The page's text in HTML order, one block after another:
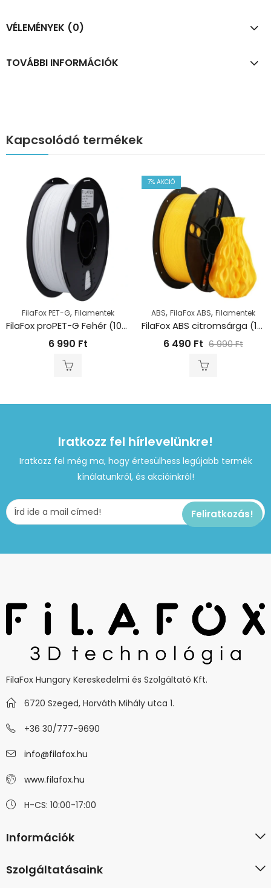
VÉLEMÉNYEK (0)
TOVÁBBI INFORMÁCIÓK
Kapcsolódó termékek
FilaFox PET-G, Filamentek
FilaFox proPET-G Fehér (1000g / 1,75mm)
6 990 Ft
7% AKCIÓ
ABS, FilaFox ABS, Filamentek
FilaFox ABS citromsárga (1000g / 1,75mm)
6 490 Ft 6 990Ft
Iratkozz fel hírlevelünkre!
Iratkozz fel még ma, hogy értesülhess legújabb termék
kínálatunkról, és akcióinkról!
FilaFox Hungary Kereskedelmi és Szolgáltató Kft.
6720 Szeged, Horváth Mihály utca 1.
+36 30/777-9690
info@filafox.hu
www.filafox.hu
H-CS: 10:00-17:00
Információk
Szolgáltatásaink